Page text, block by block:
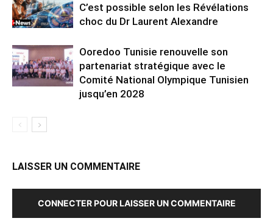
C’est possible selon les Révélations
choc du Dr Laurent Alexandre
Ooredoo Tunisie renouvelle son
partenariat stratégique avec le
Comité National Olympique Tunisien
jusqu’en 2028
LAISSER UN COMMENTAIRE
CONNECTER POUR LAISSER UN COMMENTAIRE